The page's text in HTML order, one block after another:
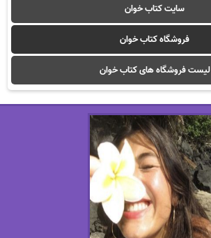
سایت کتاب خوان
فروشگاه کتاب خوان
لیست فروشگاه های کتاب خوان